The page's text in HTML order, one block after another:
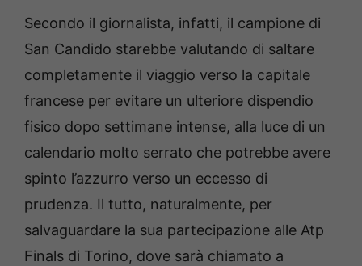
Secondo il giornalista, infatti, il campione di
San Candido starebbe valutando di saltare
completamente il viaggio verso la capitale
francese per evitare un ulteriore dispendio
fisico dopo settimane intense, alla luce di un
calendario molto serrato che potrebbe avere
spinto l’azzurro verso un eccesso di
prudenza. Il tutto, naturalmente, per
salvaguardare la sua partecipazione alle Atp
Finals di Torino, dove sarà chiamato a